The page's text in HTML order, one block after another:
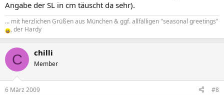
Angabe der SL in cm täuscht da sehr).
... mit herzlichen Grüßen aus München & ggf. allfälligen "seasonal greetings"
, der Hardy
C chilli
Member
6 März 2009 #8